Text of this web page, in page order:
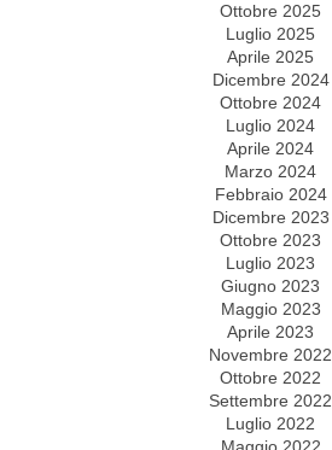
Ottobre 2025
Luglio 2025
Aprile 2025
Dicembre 2024
Ottobre 2024
Luglio 2024
Aprile 2024
Marzo 2024
Febbraio 2024
Dicembre 2023
Ottobre 2023
Luglio 2023
Giugno 2023
Maggio 2023
Aprile 2023
Novembre 2022
Ottobre 2022
Settembre 2022
Luglio 2022